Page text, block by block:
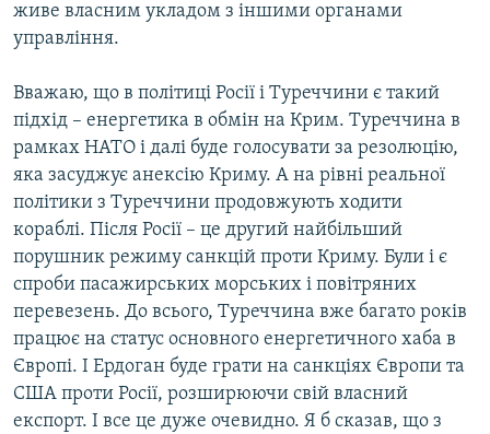
живе власним укладом з іншими органами
управління.
Вважаю, що в політиці Росії і Туреччини є такий
підхід – енергетика в обмін на Крим. Туреччина в
рамках НАТО і далі буде голосувати за резолюцію,
яка засуджує анексію Криму. А на рівні реальної
політики з Туреччини продовжують ходити
кораблі. Після Росії – це другий найбільший
порушник режиму санкцій проти Криму. Були і є
спроби пасажирських морських і повітряних
перевезень. До всього, Туреччина вже багато років
працює на статус основного енергетичного хаба в
Європі. І Ердоган буде грати на санкціях Європи та
США проти Росії, розширюючи свій власний
експорт. І все це дуже очевидно. Я б сказав, що з